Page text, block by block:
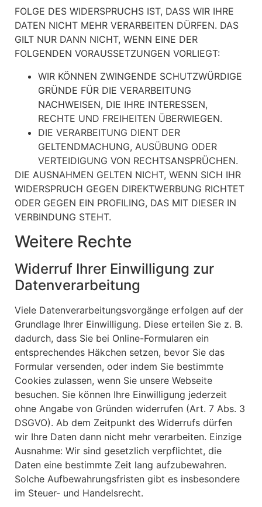
FOLGE DES WIDERSPRUCHS IST, DASS WIR IHRE
DATEN NICHT MEHR VERARBEITEN DÜRFEN. DAS
GILT NUR DANN NICHT, WENN EINE DER
FOLGENDEN VORAUSSETZUNGEN VORLIEGT:
WIR KÖNNEN ZWINGENDE SCHUTZWÜRDIGE
GRÜNDE FÜR DIE VERARBEITUNG
NACHWEISEN, DIE IHRE INTERESSEN,
RECHTE UND FREIHEITEN ÜBERWIEGEN.
DIE VERARBEITUNG DIENT DER
GELTENDMACHUNG, AUSÜBUNG ODER
VERTEIDIGUNG VON RECHTSANSPRÜCHEN.
DIE AUSNAHMEN GELTEN NICHT, WENN SICH IHR
WIDERSPRUCH GEGEN DIREKTWERBUNG RICHTET
ODER GEGEN EIN PROFILING, DAS MIT DIESER IN
VERBINDUNG STEHT.
Weitere Rechte
Widerruf Ihrer Einwilligung zur
Datenverarbeitung
Viele Datenverarbeitungsvorgänge erfolgen auf der
Grundlage Ihrer Einwilligung. Diese erteilen Sie z. B.
dadurch, dass Sie bei Online-Formularen ein
entsprechendes Häkchen setzen, bevor Sie das
Formular versenden, oder indem Sie bestimmte
Cookies zulassen, wenn Sie unsere Webseite
besuchen. Sie können Ihre Einwilligung jederzeit
ohne Angabe von Gründen widerrufen (Art. 7 Abs. 3
DSGVO). Ab dem Zeitpunkt des Widerrufs dürfen
wir Ihre Daten dann nicht mehr verarbeiten. Einzige
Ausnahme: Wir sind gesetzlich verpflichtet, die
Daten eine bestimmte Zeit lang aufzubewahren.
Solche Aufbewahrungsfristen gibt es insbesondere
im Steuer- und Handelsrecht.